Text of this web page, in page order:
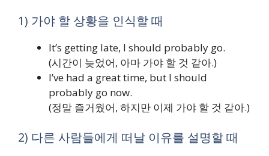
1) 가야 할 상황을 인식할 때
It’s getting late, I should probably go.
(시간이 늦었어, 아마 가야 할 것 같아.)
I’ve had a great time, but I should
probably go now.
(정말 즐거웠어, 하지만 이제 가야 할 것 같아.)
2) 다른 사람들에게 떠날 이유를 설명할 때